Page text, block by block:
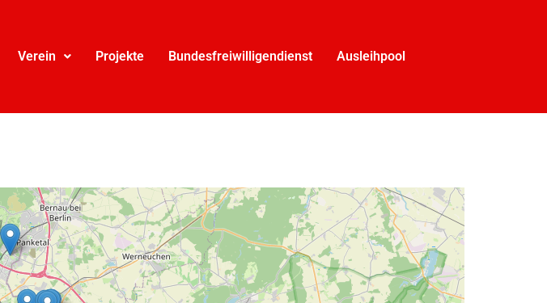
Verein Projekte Bundesfreiwilligendienst Ausleihpool